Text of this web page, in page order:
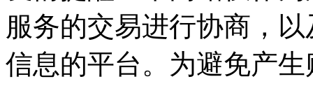
服务的交易进行协商，
信息的平台。为避免产